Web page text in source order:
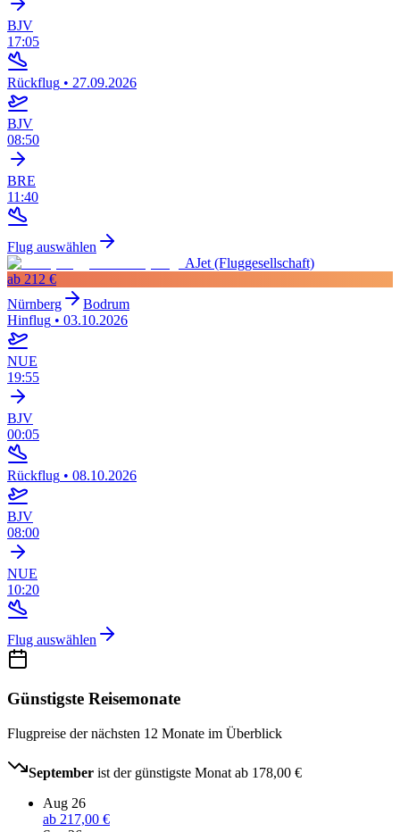
BJV
17:05
Rückflug • 27.09.2026
BJV
08:50
BRE
11:40
Flug auswählen
AJet (Fluggesellschaft)
ab 212 €
Nürnberg
Bodrum
Hinflug • 03.10.2026
NUE
19:55
BJV
00:05
Rückflug • 08.10.2026
BJV
08:00
NUE
10:20
Flug auswählen
Günstigste Reisemonate
Flugpreise der nächsten 12 Monate im Überblick
September ist der günstigste Monat ab 178,00 €
Aug 26
ab 217,00 €